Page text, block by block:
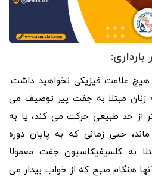
هیچ علامت فیزیکی نخواهید داشت.
زنان مبتلا به جفت پیر توصیف می
از حد طبیعی حرکت می کند، یا به
حتی زمانی که به پایان دوره
به کلسیفیکاسیون جفت معمولا
هنگام صبح که از خواب بیدار می